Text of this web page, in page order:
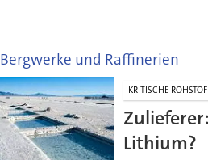
Bergwerke und Raffinerien
KRITISCHE
Lithium?